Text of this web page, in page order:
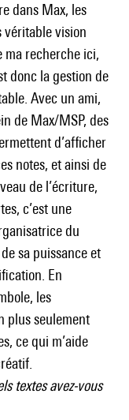
dans Max, les
véritable vision
recherche ici,
donc la gestion de
Avec un ami,
de Max/MSP, des
d’afficher
notes, et ainsi de
de l’écriture,
c’est une
du
sa puissance et
En
les
plus seulement
ce qui m’aide
textes avez-vous